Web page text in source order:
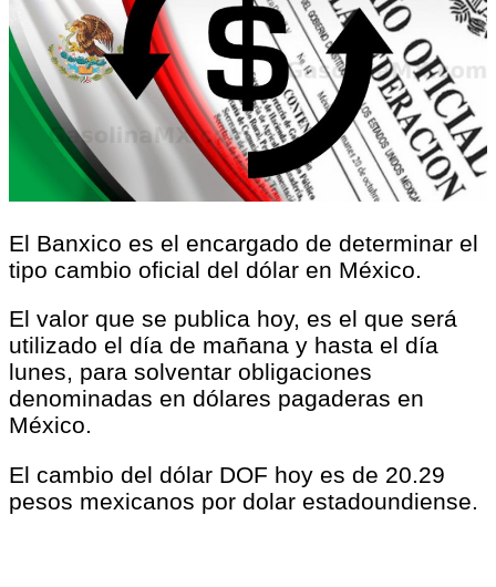
El Banxico es el encargado de determinar el
tipo cambio oficial del dólar en México.
El valor que se publica hoy, es el que será
utilizado el día de mañana y hasta el día
lunes, para solventar obligaciones
denominadas en dólares pagaderas en
México.
El cambio del dólar DOF hoy es de 20.29
pesos mexicanos por dolar estadoundiense.